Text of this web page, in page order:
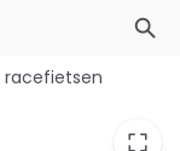
racefietsen